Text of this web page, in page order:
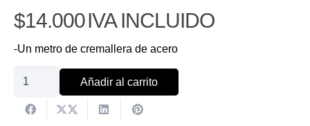
$14.000IVA INCLUIDO
-Un metro de cremallera de acero
Cremallera
acero
Añadir al carrito